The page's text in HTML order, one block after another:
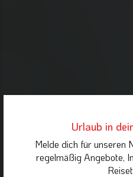
Urlaub in
Melde dich für unseren
regelmäßig Angebote,